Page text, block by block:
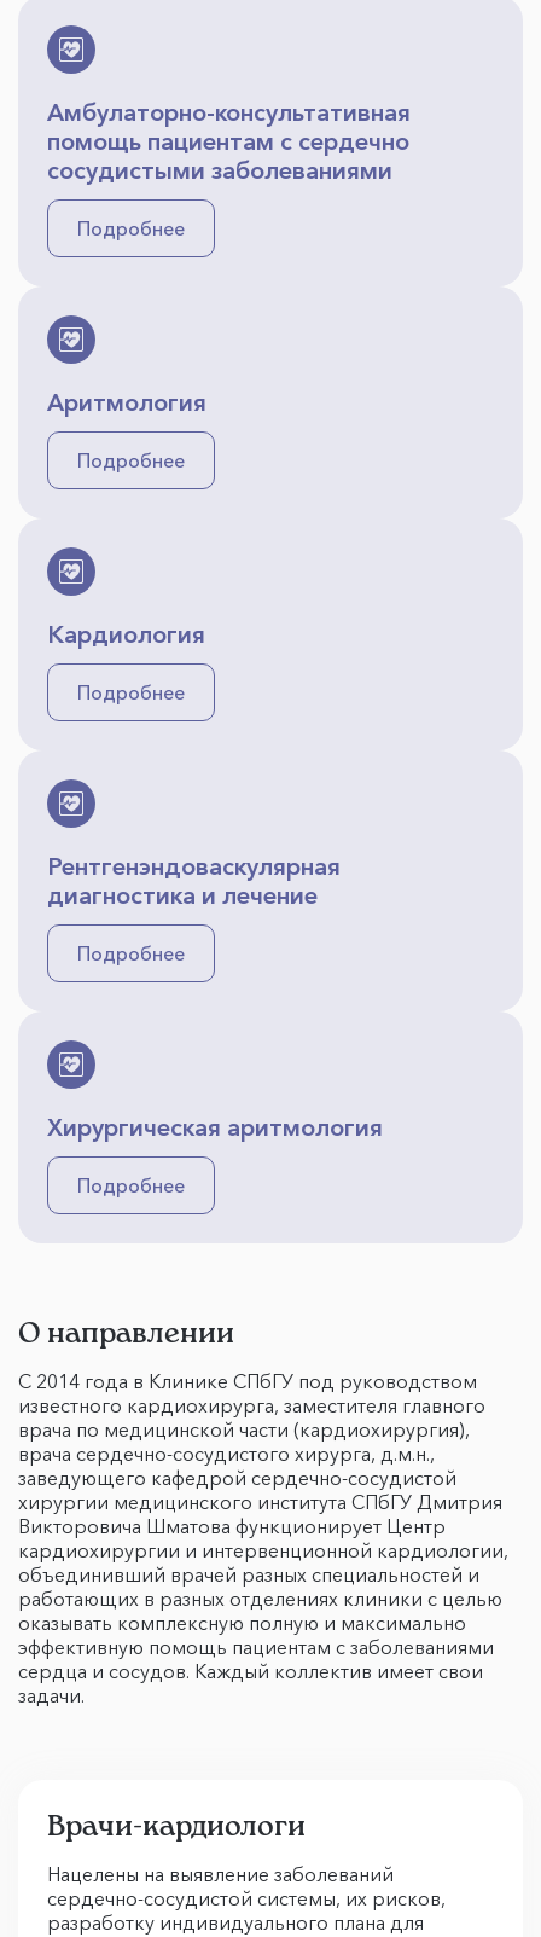
Амбулаторно-консультативная
помощь пациентам с сердечно
сосудистыми заболеваниями
Подробнее
Аритмология
Подробнее
Кардиология
Подробнее
Рентгенэндоваскулярная
диагностика и лечение
Подробнее
Хирургическая аритмология
Подробнее
О направлении
С 2014 года в Клинике СПбГУ под руководством
известного кардиохирурга, заместителя главного
врача по медицинской части (кардиохирургия),
врача сердечно-сосудистого хирурга, д.м.н.,
заведующего кафедрой сердечно-сосудистой
хирургии медицинского института СПбГУ Дмитрия
Викторовича Шматова функционирует Центр
кардиохирургии и интервенционной кардиологии,
объединивший врачей разных специальностей и
работающих в разных отделениях клиники с целью
оказывать комплексную полную и максимально
эффективную помощь пациентам с заболеваниями
сердца и сосудов. Каждый коллектив имеет свои
задачи.
Врачи-кардиологи
Нацелены на выявление заболеваний
сердечно-сосудистой системы, их рисков,
разработку индивидуального плана для